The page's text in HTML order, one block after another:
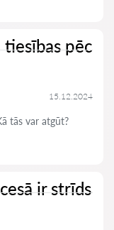
pēc
15.12.2024
tās var atgūt?
ir strīds